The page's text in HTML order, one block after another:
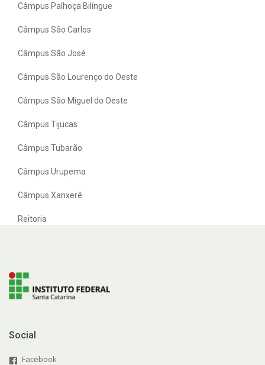
Câmpus Palhoça Bilíngue
Câmpus São Carlos
Câmpus São José
Câmpus São Lourenço do Oeste
Câmpus São Miguel do Oeste
Câmpus Tijucas
Câmpus Tubarão
Câmpus Urupema
Câmpus Xanxerê
Reitoria
Social
Facebook